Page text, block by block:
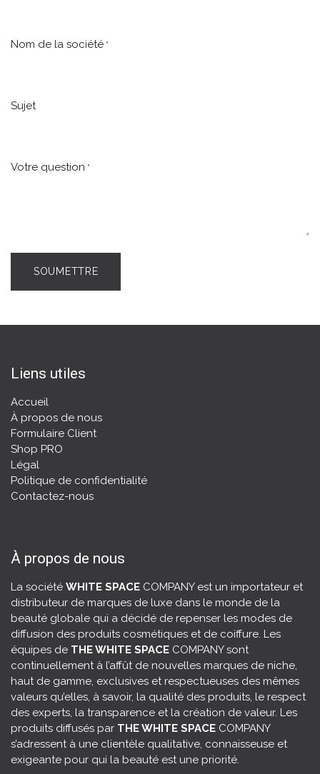
Nom de la société *
Sujet
Votre question *
SOUMETTRE
Liens utiles
Accueil
À propos de nous
Formulaire Client
Shop PRO
Légal
Politique de confidentialité
Contactez-nous
À propos de nous
La société WHITE SPACE COMPANY est un importateur et
distributeur de marques de luxe dans le monde de la
beauté globale qui a décidé de repenser les modes de
diffusion des produits cosmétiques et de coiffure. Les
équipes de THE WHITE SPACE COMPANY sont
continuellement à l’affût de nouvelles marques de niche,
haut de gamme, exclusives et respectueuses des mêmes
valeurs qu’elles, à savoir, la qualité des produits, le respect
des experts, la transparence et la création de valeur. Les
produits diffusés par THE WHITE SPACE COMPANY
s’adressent à une clientèle qualitative, connaisseuse et
exigeante pour qui la beauté est une priorité.